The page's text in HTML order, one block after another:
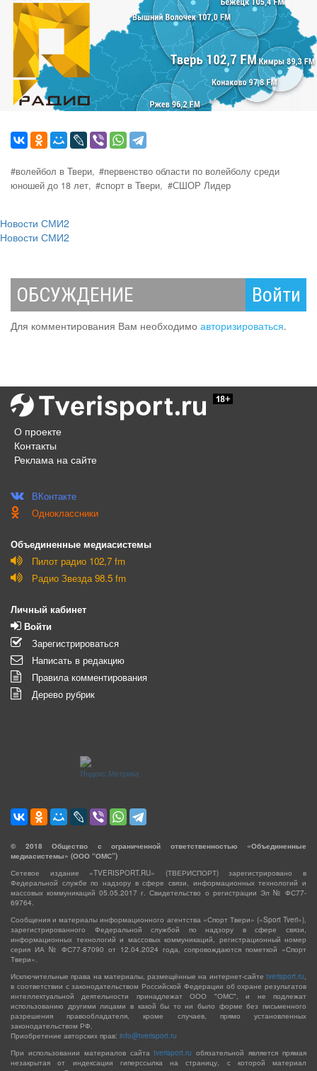
#волейбол в Твери, #первенство области по волейболу среди
юношей до 18 лет, #спорт в Твери, #СШОР Лидер
Новости СМИ2
Новости СМИ2
ОБСУЖДЕНИЕ Войти
Для комментирования Вам необходимо авторизироваться.
О проекте
Контакты
Реклама на сайте
ВКонтакте
Одноклассники
Объединенные медиасистемы
Пилот радио 102,7 fm
Радио Звезда 98.5 fm
Личный кабинет
Войти
Зарегистрироваться
Написать в редакцию
Правила комментирования
Дерево рубрик
© 2018 Общество с ограниченной ответственностью «Объединенные
медиасистемы» (ООО “ОМС”)
Сетевое издание «TVERISPORT.RU» (ТВЕРИСПОРТ) зарегистрировано в
Федеральной службе по надзору в сфере связи, информационных технологий и
массовых коммуникаций 05.05.2017 г. Свидетельство о регистрации Эл № ФС77-
69764.
Сообщения и материалы информационного агентства «Спорт Твери» («Sport Tveri»),
зарегистрированного Федеральной службой по надзору в сфере связи,
информационных технологий и массовых коммуникаций, регистрационный номер
серия ИА № ФС77-87090 от 12.04.2024 года, сопровождаются пометкой «Спорт
Твери».
Исключительные права на материалы, размещённые на интернет-сайте tverisport.ru,
в соответствии с законодательством Российской Федерации об охране результатов
интеллектуальной деятельности принадлежат ООО "ОМС", и не подлежат
использованию другими лицами в какой бы то ни было форме без письменного
разрешения правообладателя, кроме случаев, прямо установленных
законодательством РФ.
Приобретение авторских прав: info@tverisport.ru
При использовании материалов сайтаtverisport.ru обязательной является прямая
незакрытая от индексации гиперссылка на страницу, с которой материал